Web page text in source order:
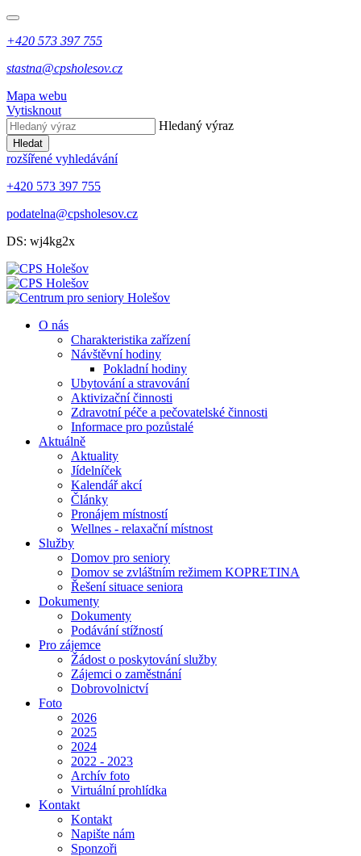
+420 573 397 755
stastna@cpsholesov.cz
Mapa webu
Vytisknout
Hledaný výraz
Hledat
rozšířené vyhledávání
+420 573 397 755
podatelna@cpsholesov.cz
DS: wj4kg2x
O nás
Charakteristika zařízení
Návštěvní hodiny
Pokladní hodiny
Ubytování a stravování
Aktivizační činnosti
Zdravotní péče a pečovatelské činnosti
Informace pro pozůstalé
Aktuálně
Aktuality
Jídelníček
Kalendář akcí
Články
Pronájem místností
Wellnes - relaxační místnost
Služby
Domov pro seniory
Domov se zvláštním režimem KOPRETINA
Řešení situace seniora
Dokumenty
Dokumenty
Podávání stížností
Pro zájemce
Žádost o poskytování služby
Zájemci o zaměstnání
Dobrovolnictví
Foto
2026
2025
2024
2022 - 2023
Archív foto
Virtuální prohlídka
Kontakt
Kontakt
Napište nám
Sponzoři